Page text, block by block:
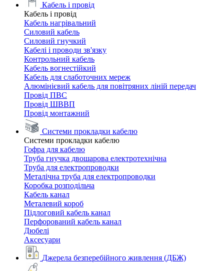
Кабель і провід
Кабель і провід
Кабель нагрівальний
Силовий кабель
Силовий гнучкий
Кабелі і проводи зв'язку
Контрольний кабель
Кабель вогнестійкий
Кабель для слаботочних мереж
Алюмінієвий кабель для повітряних ліній передач
Провід ПВС
Провід ШВВП
Провід монтажний
Системи прокладки кабелю
Системи прокладки кабелю
Гофра для кабелю
Труба гнучка двошарова електротехнічна
Труба для електропроводки
Металічна труба для електропроводки
Коробка розподільча
Кабель канал
Металевий короб
Підлоговий кабель канал
Перфорований кабель канал
Дюбелі
Аксесуари
Джерела безперебійного живлення (ДБЖ)